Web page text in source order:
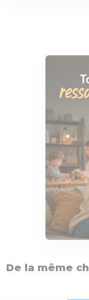
De la même